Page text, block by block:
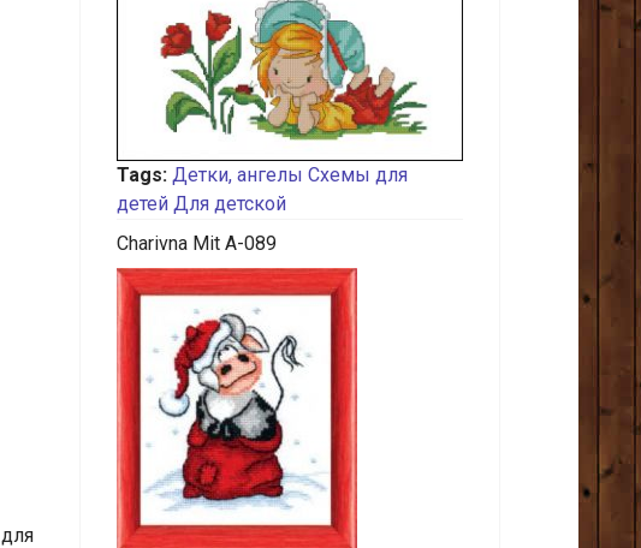
для
Tags: Детки, ангелы Схемы для
детей Для детской
Charivna Mit A-089